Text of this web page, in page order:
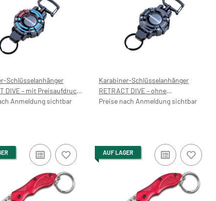
Schlüsselanhänger
DIVE – mit Preisaufdruck
Anmeldung sichtbar
Karabiner-Schlüsselanhänger
RETRACT DIVE – ohne
Preisaufdruck
Preise nach Anmeldung sichtbar
AUF LAGER